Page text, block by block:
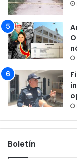
Boletín